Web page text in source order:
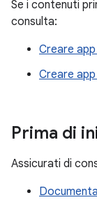
Se i contenuti
consulta:
Creare
Creare
Prima di
Assicurati di